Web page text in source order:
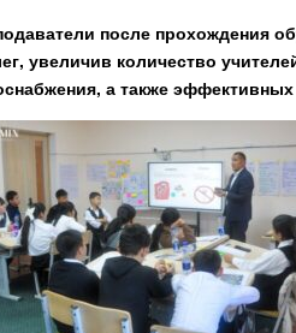
после прохождения
увеличив количество
а также